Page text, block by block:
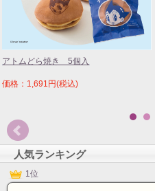
アトムどら焼き 5個入
価格：1,691円(税込)
人気ランキング
1位